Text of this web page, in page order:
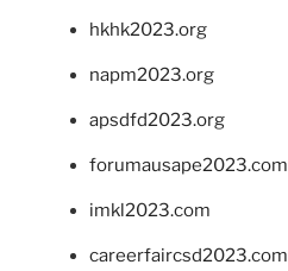
hkhk2023.org
napm2023.org
apsdfd2023.org
forumausape2023.com
imkl2023.com
careerfaircsd2023.com